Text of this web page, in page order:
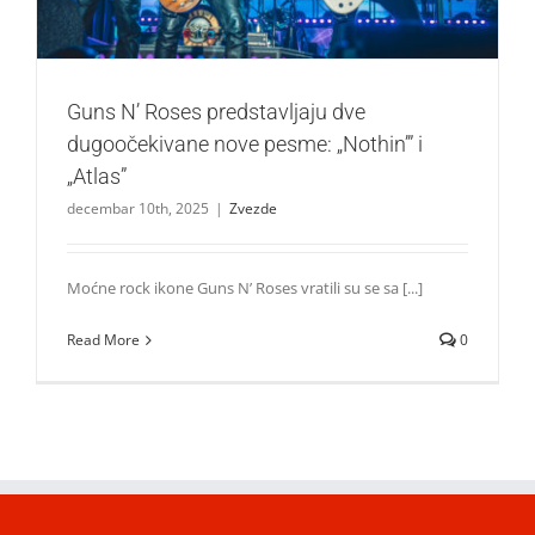
Guns N’ Roses predstavljaju dve
dugoočekivane nove pesme: „Nothin’” i
„Atlas”
decembar 10th, 2025 | Zvezde
Moćne rock ikone Guns N’ Roses vratili su se sa [...]
Read More 0